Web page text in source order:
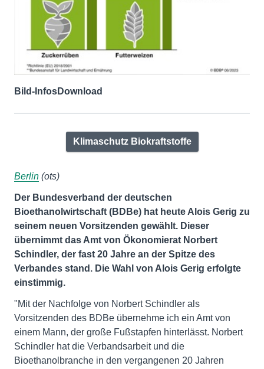
Bild-InfosDownload
Klimaschutz Biokraftstoffe
Berlin (ots)
Der Bundesverband der deutschen
Bioethanolwirtschaft (BDBe) hat heute Alois Gerig zu
seinem neuen Vorsitzenden gewählt. Dieser
übernimmt das Amt von Ökonomierat Norbert
Schindler, der fast 20 Jahre an der Spitze des
Verbandes stand. Die Wahl von Alois Gerig erfolgte
einstimmig.
"Mit der Nachfolge von Norbert Schindler als
Vorsitzenden des BDBe übernehme ich ein Amt von
einem Mann, der große Fußstapfen hinterlässt. Norbert
Schindler hat die Verbandsarbeit und die
Bioethanolbranche in den vergangenen 20 Jahren